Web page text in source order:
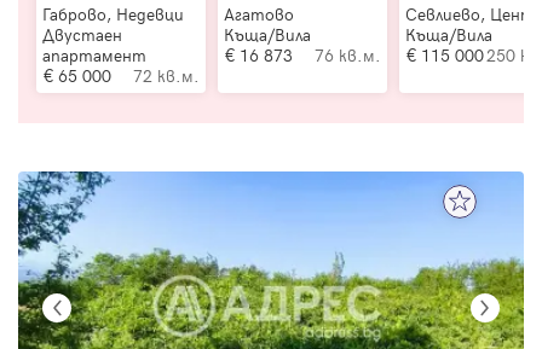
Габрово, Недевци
Двустаен
апартамент
65 000
72 кв.м.
Агатово
Къща/Вила
16 873
76 кв.м.
Севлиево,
Къща/Вила
115 000250